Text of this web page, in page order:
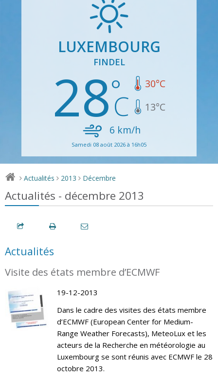
LUXEMBOURG
FINDEL
28 30°C
13°C
6 km/h
Samedi 08 août 2026 à 16h05
> Actualités > 2013 > Décembre
Actualités - décembre 2013
Actualités
Visite des états membre d’ECMWF
19-12-2013
Dans le cadre des visites des états membre
d’ECMWF (European Center for Medium-
Range Weather Forecasts), MeteoLux et les
acteurs de la Recherche en météorologie au
Luxembourg se sont réunis avec ECMWF le 28
octobre 2013.